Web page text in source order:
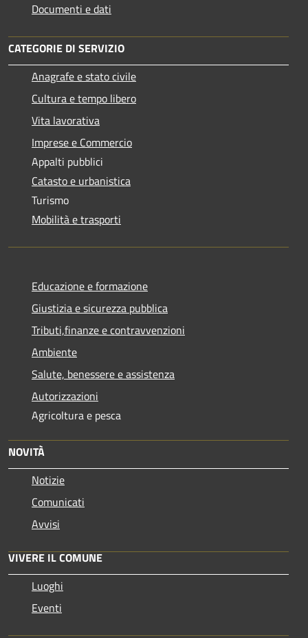
Documenti e dati
CATEGORIE DI SERVIZIO
Anagrafe e stato civile
Cultura e tempo libero
Vita lavorativa
Imprese e Commercio
Appalti pubblici
Catasto e urbanistica
Turismo
Mobilità e trasporti
Educazione e formazione
Giustizia e sicurezza pubblica
Tributi,finanze e contravvenzioni
Ambiente
Salute, benessere e assistenza
Autorizzazioni
Agricoltura e pesca
NOVITÀ
Notizie
Comunicati
Avvisi
VIVERE IL COMUNE
Luoghi
Eventi